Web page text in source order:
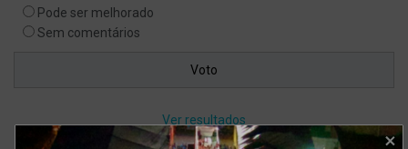
Pode ser melhorado
Sem comentários
Ver resultados